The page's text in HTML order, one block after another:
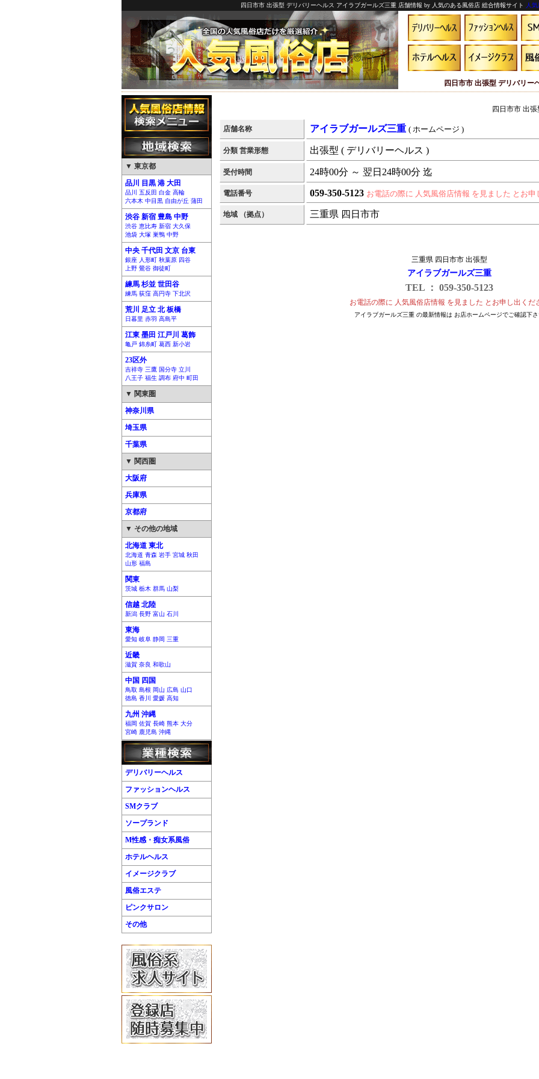
四日市市 出張型 デリバリーヘルス アイラブガールズ三重 店舗情報 by 人気のある風俗店 総合情報サイト 人
四日市市 出張型 デリバリー
▼ 東京都
品川 目黒 港 大田
品川 五反田 白金 高輪
六本木 中目黒 自由が丘 蒲田
渋谷 新宿 豊島 中野
渋谷 恵比寿 新宿 大久保
池袋 大塚 巣鴨 中野
中央 千代田 文京 台東
銀座 人形町 秋葉原 四谷
上野 鶯谷 御徒町
練馬 杉並 世田谷
練馬 荻窪 高円寺 下北沢
荒川 足立 北 板橋
日暮里 赤羽 高島平
江東 墨田 江戸川 葛飾
亀戸 錦糸町 葛西 新小岩
23区外
吉祥寺 三鷹 国分寺 立川
八王子 福生 調布 府中 町田
▼ 関東圏
神奈川県
埼玉県
千葉県
▼ 関西圏
大阪府
兵庫県
京都府
▼ その他の地域
北海道 東北
北海道 青森 岩手 宮城 秋田
山形 福島
関東
茨城 栃木 群馬 山梨
信越 北陸
新潟 長野 富山 石川
東海
愛知 岐阜 静岡 三重
近畿
滋賀 奈良 和歌山
中国 四国
鳥取 島根 岡山 広島 山口
徳島 香川 愛媛 高知
九州 沖縄
福岡 佐賀 長崎 熊本 大分
宮崎 鹿児島 沖縄
デリバリーヘルス
ファッションヘルス
SMクラブ
ソープランド
M性感・痴女系風俗
ホテルヘルス
イメージクラブ
風俗エステ
ピンクサロン
その他
四日市市 出
店舗名称 アイラブガールズ三重 ( ホームページ )
分類 営業形態 出張型 ( デリバリーヘルス )
受付時間 24時00分 ～ 翌日24時00分 迄
電話番号 059-350-5123 お電話の際に 人気風俗店情報 を見ました とお申
地域 （拠点） 三重県 四日市市
三重県 四日市市 出張型
アイラブガールズ三重
TEL ： 059-350-5123
お電話の際に 人気風俗店情報 を見ました とお申し出くだ
アイラブガールズ三重 の最新情報は お店ホームページでご確認下